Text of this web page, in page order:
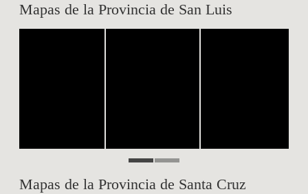
Mapas de la Provincia de San Luis
Mapas de la Provincia de Santa Cruz